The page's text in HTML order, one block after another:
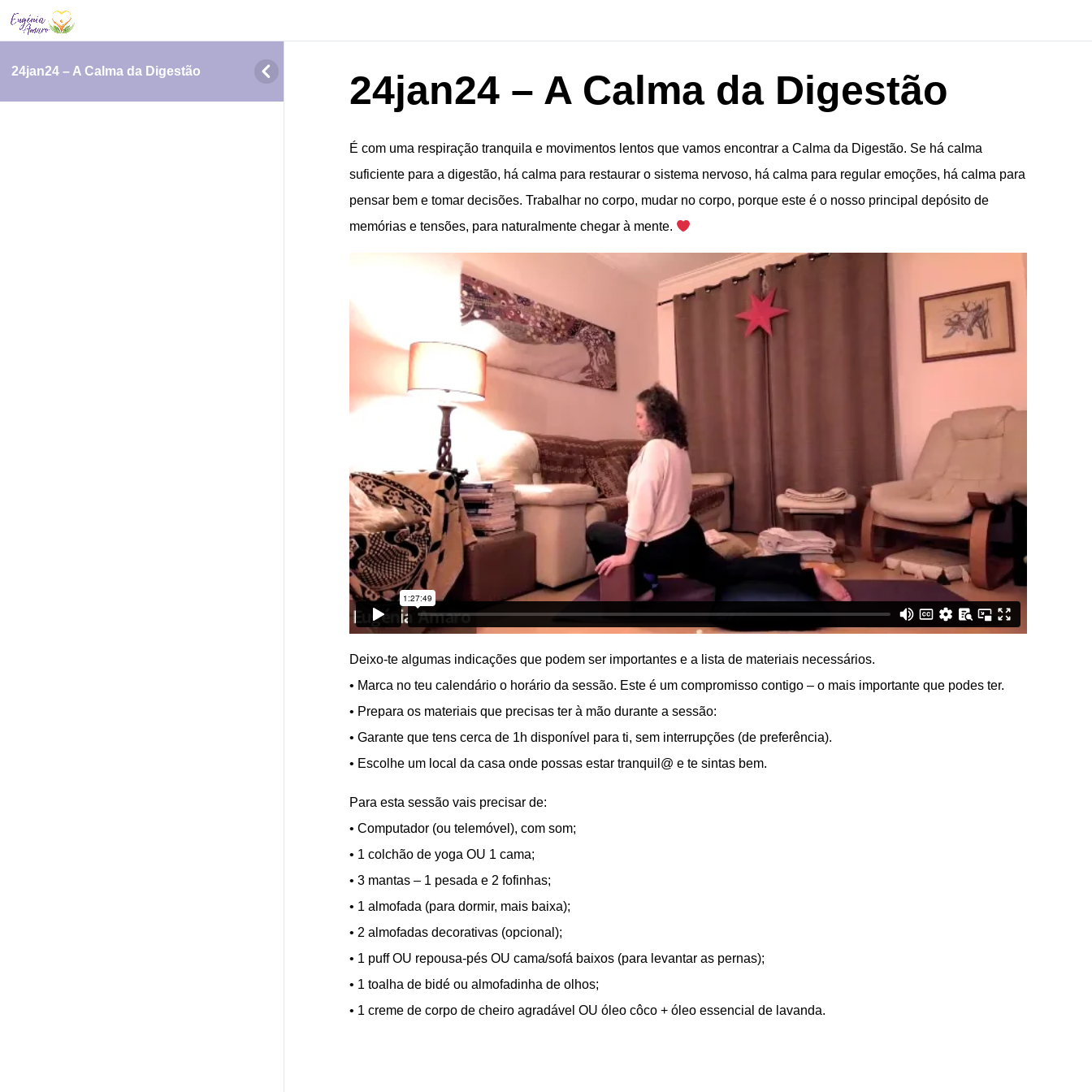
24jan24 – A Calma da Digestão 24jan24 – A Calma da Digestão
É com uma respiração tranquila e movimentos lentos que vamos encontrar a Calma da Digestão. Se há calma
suficiente para a digestão, há calma para restaurar o sistema nervoso, há calma para regular emoções, há calma para
pensar bem e tomar decisões. Trabalhar no corpo, mudar no corpo, porque este é o nosso principal depósito de
memórias e tensões, para naturalmente chegar à mente.
Deixo-te algumas indicações que podem ser importantes e a lista de materiais necessários.
• Marca no teu calendário o horário da sessão. Este é um compromisso contigo – o mais importante que podes ter.
• Prepara os materiais que precisas ter à mão durante a sessão:
• Garante que tens cerca de 1h disponível para ti, sem interrupções (de preferência).
• Escolhe um local da casa onde possas estar tranquil@ e te sintas bem.
Para esta sessão vais precisar de:
• Computador (ou telemóvel), com som;
• 1 colchão de yoga OU 1 cama;
• 3 mantas – 1 pesada e 2 fofinhas;
• 1 almofada (para dormir, mais baixa);
• 2 almofadas decorativas (opcional);
• 1 puff OU repousa-pés OU cama/sofá baixos (para levantar as pernas);
• 1 toalha de bidé ou almofadinha de olhos;
• 1 creme de corpo de cheiro agradável OU óleo côco + óleo essencial de lavanda.